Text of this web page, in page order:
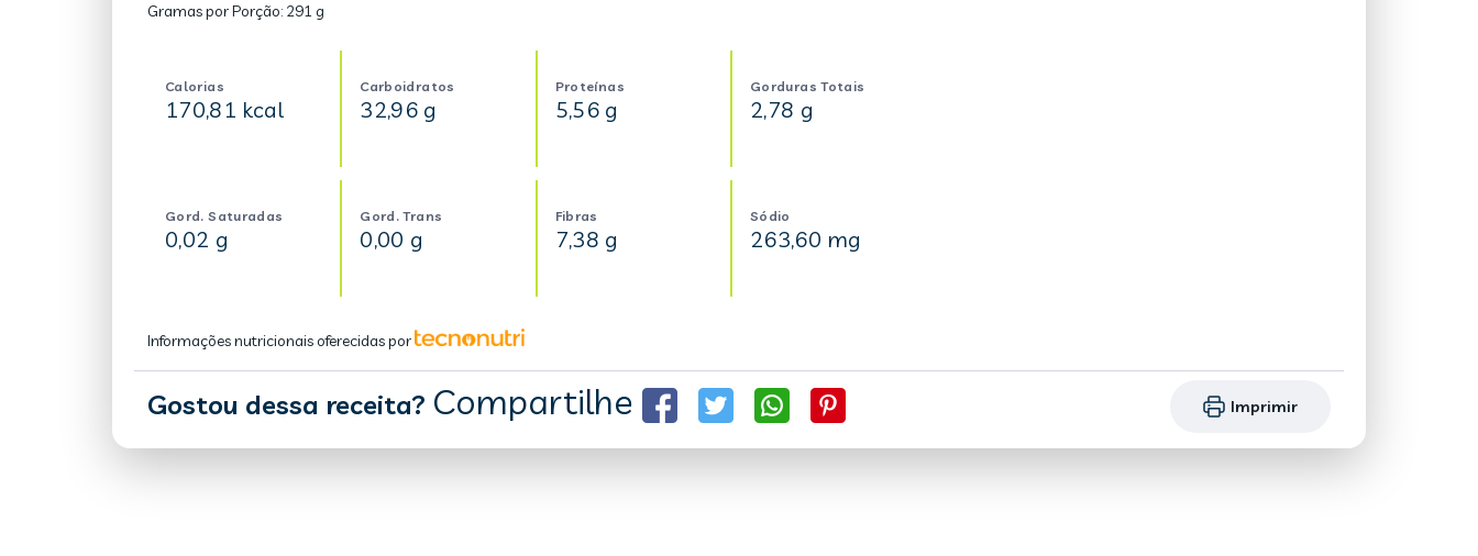
Gramas por Porção: 291 g
Calorias
170,81 kcal
Carboidratos
32,96 g
Proteínas
5,56 g
Gorduras Totais
2,78 g
Gord. Saturadas
0,02 g
Gord. Trans
0,00 g
Fibras
7,38 g
Sódio
263,60 mg
Informações nutricionais oferecidas por
Gostou dessa receita? Compartilhe Imprimir